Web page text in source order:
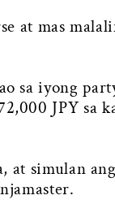
at mas
sa iyong
JPY sa
at simulan